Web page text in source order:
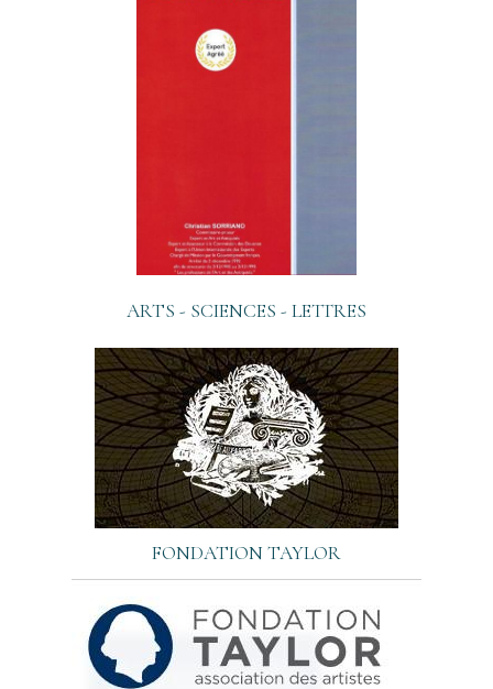
ARTS - SCIENCES - LETTRES
FONDATION TAYLOR